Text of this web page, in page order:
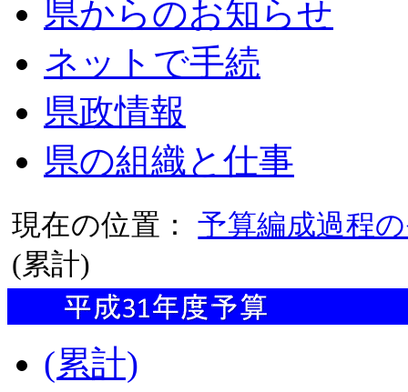
県からのお知らせ
ネットで手続
県政情報
県の組織と仕事
現在の位置：予算編成過程
(累計)
(累計)